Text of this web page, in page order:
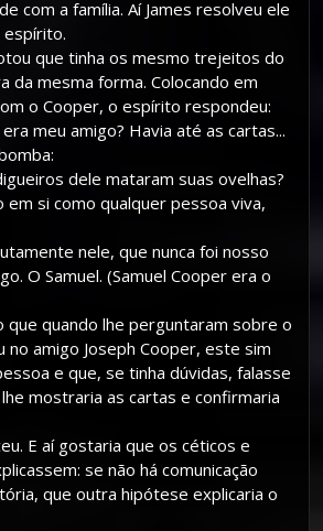
com a família. Aí James resolveu ele
que tinha os mesmo trejeitos do
da mesma forma. Colocando em
o Cooper, o espírito respondeu:
era meu amigo? Havia até as cartas...
dele mataram suas ovelhas?
em si como qualquer pessoa viva,
nele, que nunca foi nosso
O Samuel. (Samuel Cooper era o
que quando lhe perguntaram sobre o
no amigo Joseph Cooper, este sim
e que, se tinha dúvidas, falasse
mostraria as cartas e confirmaria
E aí gostaria que os céticos e
se não há comunicação
que outra hipótese explicaria o